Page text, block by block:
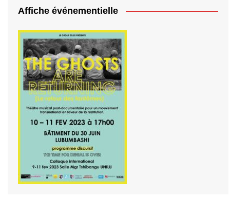
Affiche événementielle